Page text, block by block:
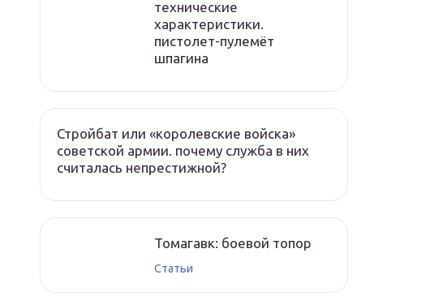
технические
характеристики.
пистолет-пулемёт
шпагина
Стройбат или «королевские войска»
советской армии. почему служба в них
считалась непрестижной?
Томагавк: боевой топор
Статьи